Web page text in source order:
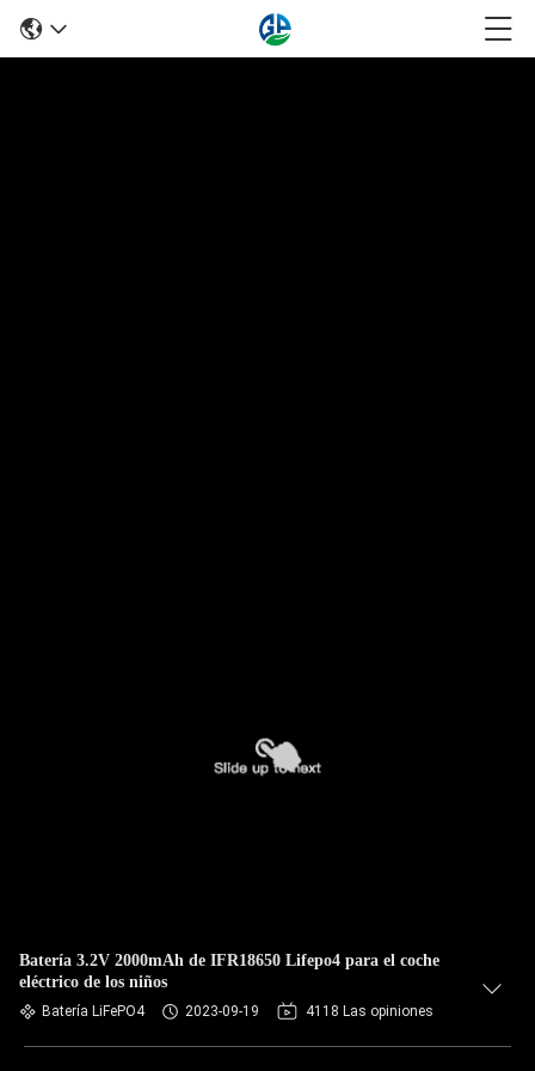
Batería 3.2V 2000mAh de IFR18650 Lifepo4 para el coche
eléctrico de los niños
Batería LiFePO4 2023-09-19 4118 Las opiniones